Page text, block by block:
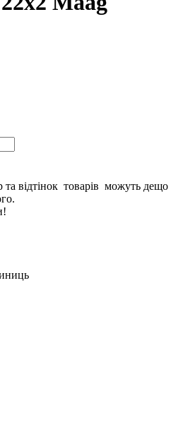
та відтінок товарів можуть дещо